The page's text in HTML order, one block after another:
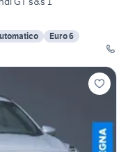
Euro 6